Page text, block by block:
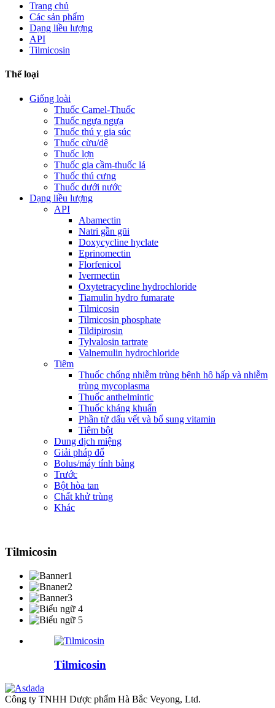
Trang chủ
Các sản phẩm
Dạng liều lượng
API
Tilmicosin
Thể loại
Giống loài
Thuốc Camel-Thuốc
Thuốc ngựa ngựa
Thuốc thú y gia súc
Thuốc cừu/dê
Thuốc lợn
Thuốc gia cầm-thuốc lá
Thuốc thú cưng
Thuốc dưới nước
Dạng liều lượng
API
Abamectin
Natri gần gũi
Doxycycline hyclate
Eprinomectin
Florfenicol
Ivermectin
Oxytetracycline hydrochloride
Tiamulin hydro fumarate
Tilmicosin
Tilmicosin phosphate
Tildipirosin
Tylvalosin tartrate
Valnemulin hydrochloride
Tiêm
Thuốc chống nhiễm trùng bệnh hô hấp và nhiễm
trùng mycoplasma
Thuốc anthelmintic
Thuốc kháng khuẩn
Phần tử dấu vết và bổ sung vitamin
Tiêm bột
Dung dịch miệng
Giải pháp đổ
Bolus/máy tính bảng
Trước
Bột hòa tan
Chất khử trùng
Khác
Tilmicosin
Tilmicosin
Công ty TNHH Dược phẩm Hà Bắc Veyong, Ltd.